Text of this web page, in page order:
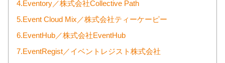
4.Eventory／株式会社Collective Path
5.Event Cloud Mix／株式会社ティーケーピー
6.EventHub／株式会社EventHub
7.EventRegist／イベントレジスト株式会社